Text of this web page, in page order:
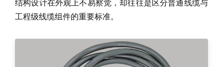
结构设计在外观上不易察觉，却往往是区分普通线缆与
工程级线缆组件的重要标准。